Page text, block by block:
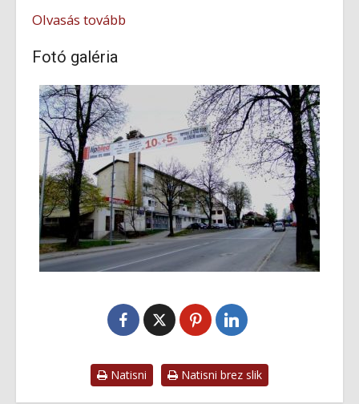
Olvasás tovább
Fotó galéria
Natisni Natisni brez slik